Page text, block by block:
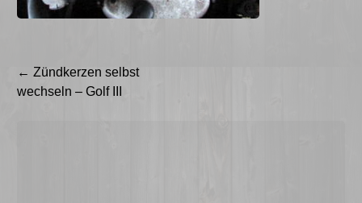
Beitragsnavigation
← Zündkerzen selbst
wechseln – Golf III